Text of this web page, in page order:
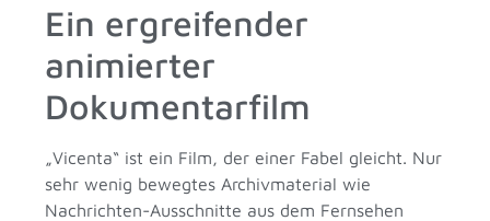
Ein ergreifender
animierter
Dokumentarfilm
„Vicenta“ ist ein Film, der einer Fabel gleicht. Nur
sehr wenig bewegtes Archivmaterial wie
Nachrichten-Ausschnitte aus dem Fernsehen